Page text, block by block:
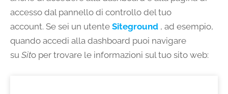
accesso dal pannello di controllo del tuo
account. Se sei un utente Siteground , ad esempio,
quando accedi alla dashboard puoi navigare
su Sito per trovare le informazioni sul tuo sito web: